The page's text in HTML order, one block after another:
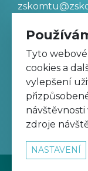
Prohlášení
Nastavení
Sledujte
Tyto
cookies a
vylepšení
zdroje
NASTAVENÍ